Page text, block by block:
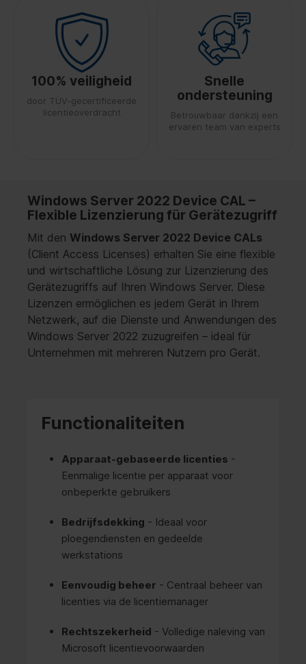
100% veiligheid
door TÜV-gecertificeerde
licentieoverdracht
Snelle
ondersteuning
Betrouwbaar dankzij een
ervaren team van experts
Windows Server 2022 Device CAL –
Flexible Lizenzierung für Gerätezugriff
Mit den Windows Server 2022 Device CALs
(Client Access Licenses) erhalten Sie eine flexible
und wirtschaftliche Lösung zur Lizenzierung des
Gerätezugriffs auf Ihren Windows Server. Diese
Lizenzen ermöglichen es jedem Gerät in Ihrem
Netzwerk, auf die Dienste und Anwendungen des
Windows Server 2022 zuzugreifen – ideal für
Unternehmen mit mehreren Nutzern pro Gerät.
Functionaliteiten
Apparaat-gebaseerde licenties -
Eenmalige licentie per apparaat voor
onbeperkte gebruikers
Bedrijfsdekking - Ideaal voor
ploegendiensten en gedeelde
werkstations
Eenvoudig beheer - Centraal beheer van
licenties via de licentiemanager
Rechtszekerheid - Volledige naleving van
Microsoft licentievoorwaarden